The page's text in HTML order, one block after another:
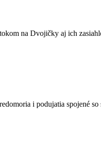
na Dvojičky aj ich
i podujatia spojené